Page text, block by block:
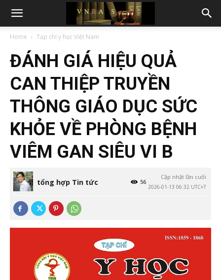
Home Tạp chí y học Việt Nam
ĐÁNH GIÁ HIỆU QUẢ
CAN THIỆP TRUYỀN
THÔNG GIÁO DỤC SỨC
KHỎE VỀ PHÒNG BỆNH
VIÊM GAN SIÊU VI B
tổng hợp Tin tức
Cập nhật lần cuối
2026-01-13 06:32 UTC+7
56